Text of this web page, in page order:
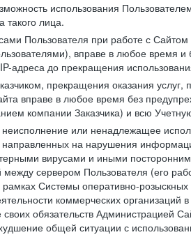
использования
такого лица.
Пользователя при работе с
вправе в любое время
адреса до прекращения
прекращения оказания услуг,
вправе в любое время без
компании Заказчика) и всю
или ненадлежащее
на нарушения
вирусами и иными
сервером Пользователя (его
Системы оперативно-
коммерческих
обязательств Администрацией
общей ситуации с